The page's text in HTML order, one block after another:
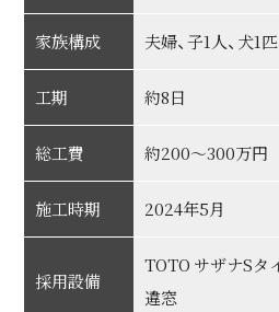
家族構成 夫婦、子1人、犬1匹
工期 約8日
総工費 約200～300万円
施工時期 2024年5月
採用設備
TOTO サザナSタ
違窓